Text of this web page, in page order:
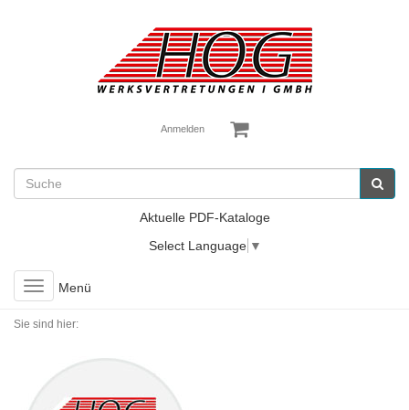
Anmelden
Aktuelle PDF-Kataloge
Select Language ▼
Toggle
navigation
Menü
Sie sind hier: